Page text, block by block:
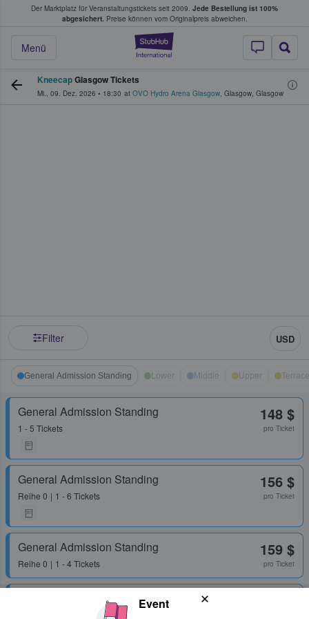
Der Marktplatz für Veranstaltungstickets seit 2009. Jede Bestellung ist 100%
abgesichert. Preise können vom Originalpreis abweichen.
StubHub - Wo
Menü
Tickets kaufen & verkaufen
KneecapGlasgow Tickets
Mi., 09. Dez. 2026 • 18:30 at OVO Hydro Arena Glasgow, Glasgow, Glasgow
Filter USD
General Admission Standing Lower Middle Upper Terrace
General Admission Standing
1 - 5 Tickets
148 $
pro Ticket
General Admission Standing
Reihe 0 1 - 6 Tickets
156 $
pro Ticket
General Admission Standing
Reihe 0 1 - 4 Tickets
159 $
pro Ticket
General Admission Standing
Event